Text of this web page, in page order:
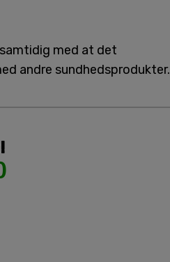
med at det
andre sundhedsprodukter.